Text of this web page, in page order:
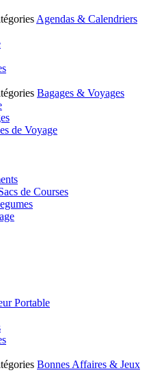
Agendas & Calendriers
Bagages & Voyages
de Voyage
de Courses
Portable
Bonnes Affaires & Jeux